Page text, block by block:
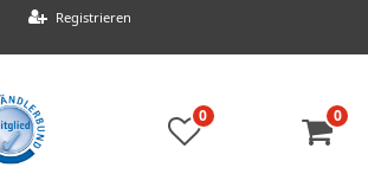
Registrieren
0 0